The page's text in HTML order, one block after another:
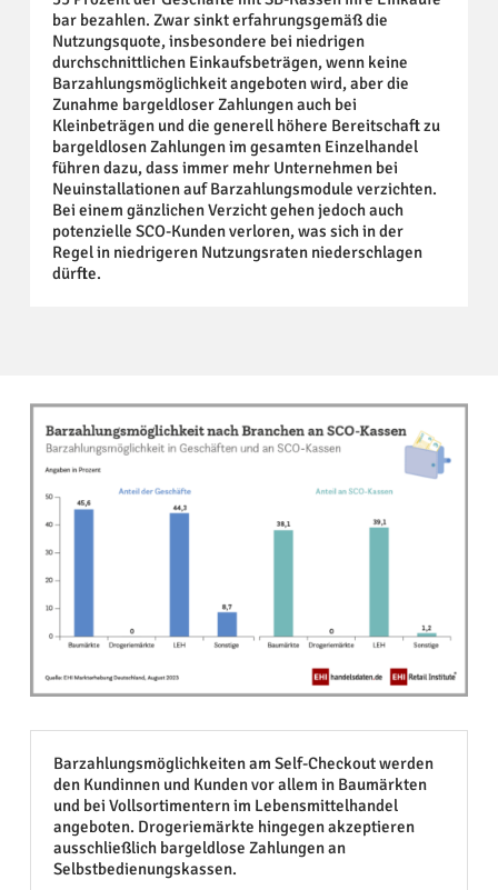
bar bezahlen. Zwar sinkt erfahrungsgemäß die
Nutzungsquote, insbesondere bei niedrigen
durchschnittlichen Einkaufsbeträgen, wenn keine
Barzahlungsmöglichkeit angeboten wird, aber die
Zunahme bargeldloser Zahlungen auch bei
Kleinbeträgen und die generell höhere Bereitschaft zu
bargeldlosen Zahlungen im gesamten Einzelhandel
führen dazu, dass immer mehr Unternehmen bei
Neuinstallationen auf Barzahlungsmodule verzichten.
Bei einem gänzlichen Verzicht gehen jedoch auch
potenzielle SCO-Kunden verloren, was sich in der
Regel in niedrigeren Nutzungsraten niederschlagen
dürfte.
Barzahlungsmöglichkeiten am Self-Checkout werden
den Kundinnen und Kunden vor allem in Baumärkten
und bei Vollsortimentern im Lebensmittelhandel
angeboten. Drogeriemärkte hingegen akzeptieren
ausschließlich bargeldlose Zahlungen an
Selbstbedienungskassen.